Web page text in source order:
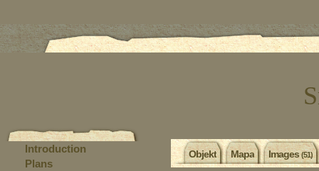
Objekt Mapa Images(51)
Introduction
Plans